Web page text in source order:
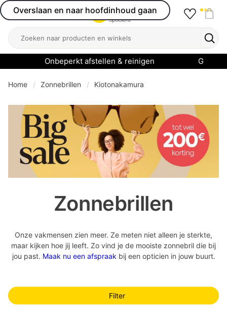
Overslaan en naar hoofdinhoud gaan
Open menu
Zoeken
Onbeperkt afstellen & reinigen
menu
Home Zonnebrillen Kiotonakamura
Zonnebrillen
Onze vakmensen zien meer. Ze meten niet alleen je sterkte,
maar kijken hoe jij leeft. Zo vind je de mooiste zonnebril die bij
jou past. Maak nu een afspraak bij een opticien in jouw buurt.
Filter